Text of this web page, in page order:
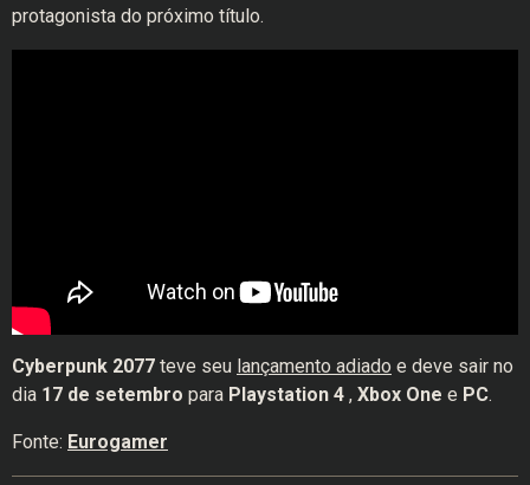
protagonista do próximo título.
Cyberpunk 2077 teve seu lançamento adiado e deve sair no
dia 17 de setembro para Playstation 4 , Xbox One e PC.
Fonte: Eurogamer